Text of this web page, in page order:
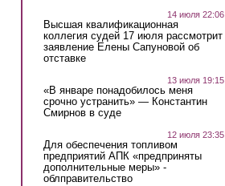
14 июля 22:06
Высшая квалификационная
коллегия судей 17 июля рассмотрит
заявление Елены Сапуновой об
отставке
13 июля 19:15
«В январе понадобилось меня
срочно устранить» — Константин
Смирнов в суде
12 июля 23:35
Для обеспечения топливом
предприятий АПК «предприняты
дополнительные меры» -
облправительство